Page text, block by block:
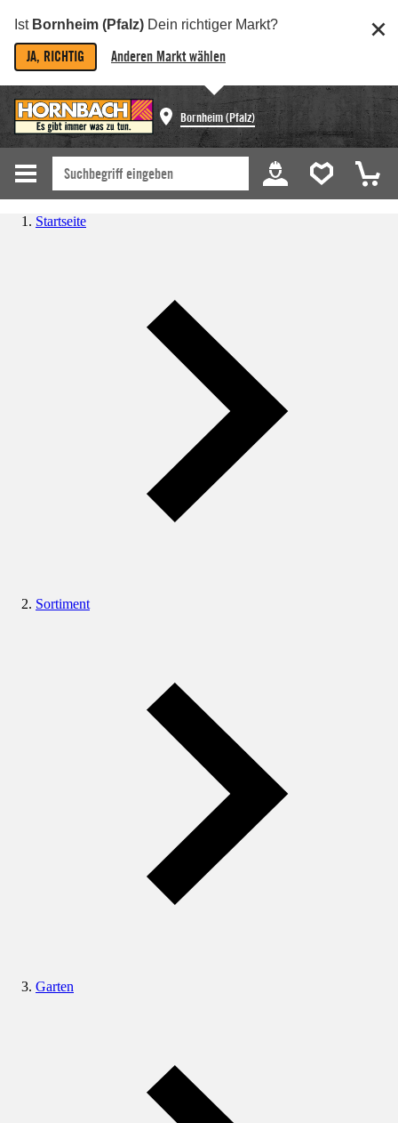
Ist Bornheim (Pfalz) Dein richtiger Markt?
JA, RICHTIG Anderen Markt wählen
Bornheim (Pfalz)
Startseite
Sortiment
Garten